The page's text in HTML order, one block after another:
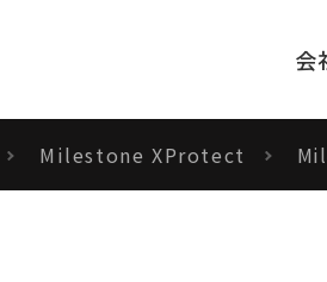
会
Milestone XProtect